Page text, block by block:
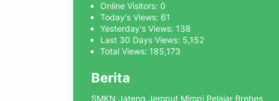
Online Visitors: 0
Today's Views: 61
Yesterday's Views: 138
Last 30 Days Views: 5,152
Total Views: 185,173
Berita
SMKN Jateng Jemput Mimpi Pelajar Brebes